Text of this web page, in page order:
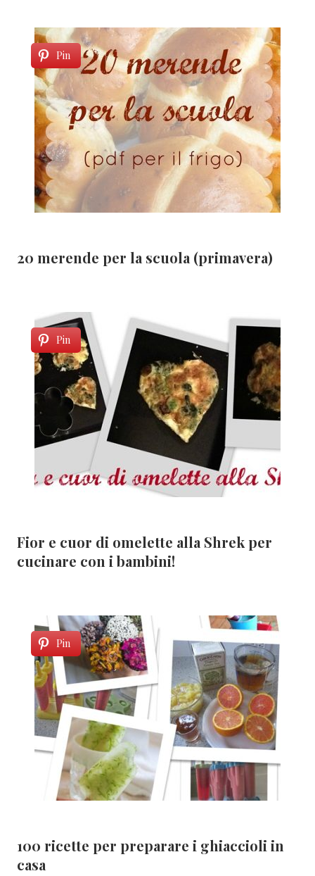
Pin
20 merende per la scuola (primavera)
Pin
Fior e cuor di omelette alla Shrek per
cucinare con i bambini!
Pin
100 ricette per preparare i ghiaccioli in
casa